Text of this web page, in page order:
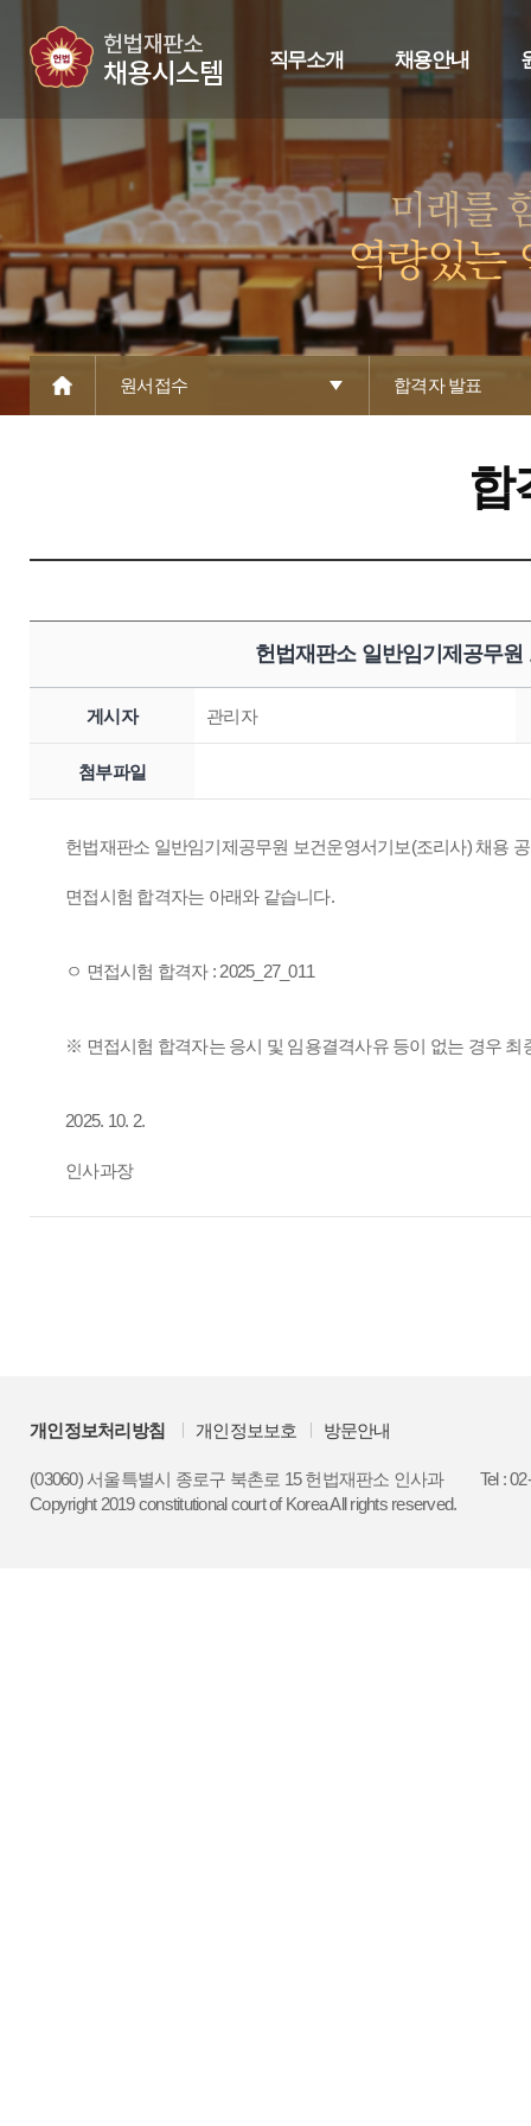
직무소개 채용안내
원서접수 합격자 발표
합
헌법재판소 일반임기제공무
게시자 관리자
첨부파일
헌법재판소 일반임기제공무원 보건운영서기보(조리사) 채용
면접시험 합격자는 아래와 같습니다.
ㅇ 면접시험 합격자 : 2025_27_011
※ 면접시험 합격자는 응시 및 임용결격사유 등이 없는 경우 최
2025. 10. 2.
인사과장
개인정보처리방침 개인정보보호 방문안내
(03060) 서울특별시 종로구 북촌로 15 헌법재판소 인사과
Tel :
Copyright 2019 constitutional court of Korea All rights reserved.